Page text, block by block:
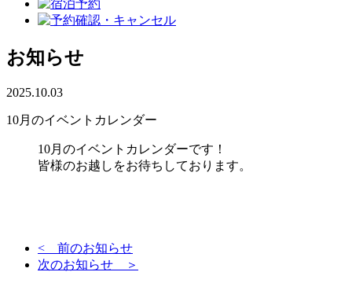
お知らせ
2025.10.03
10月のイベントカレンダー
10月のイベントカレンダーです！
皆様のお越しをお待ちしております。
< 前のお知らせ
次のお知らせ ＞